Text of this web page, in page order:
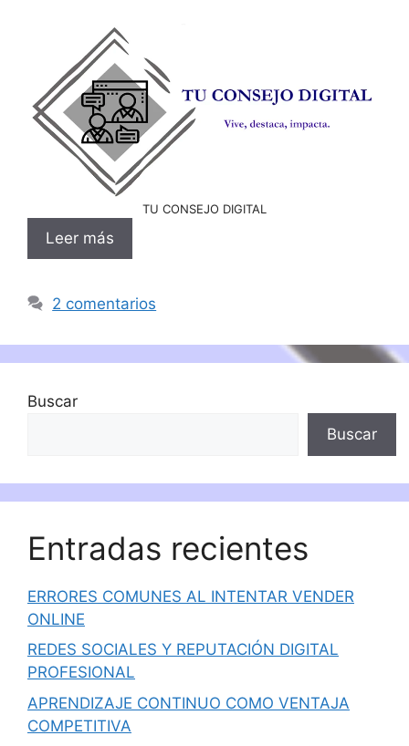
TU CONSEJO DIGITAL
Leer más
2 comentarios
Buscar
Buscar
Entradas recientes
ERRORES COMUNES AL INTENTAR VENDER
ONLINE
REDES SOCIALES Y REPUTACIÓN DIGITAL
PROFESIONAL
APRENDIZAJE CONTINUO COMO VENTAJA
COMPETITIVA